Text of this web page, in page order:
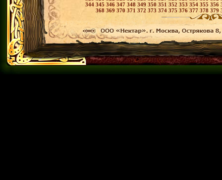
344 345 346 347 348 349 350 351 352 353 354 355 356
368 369 370 371 372 373 374 375 376377 378 379